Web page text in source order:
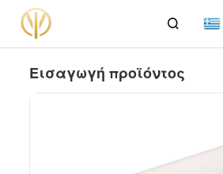

Εισαγωγή προϊόντος